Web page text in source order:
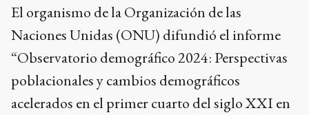
El organismo de la Organización de las
Naciones Unidas (ONU) difundió el informe
“Observatorio demográfico 2024: Perspectivas
poblacionales y cambios demográficos
acelerados en el primer cuarto del siglo XXI en